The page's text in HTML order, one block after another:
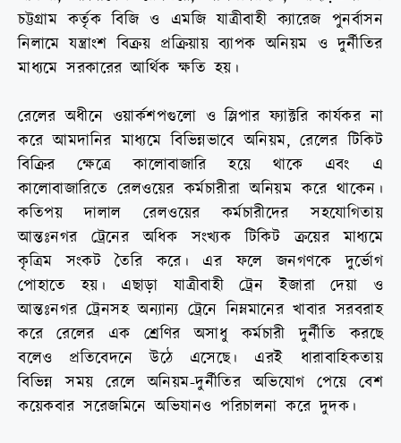
চট্টগ্রাম কর্তৃক বিজি ও এমজি যাত্রীবাহী ক্যারেজ পুনর্বাসন
নিলামে যন্ত্রাংশ বিক্রয় প্রক্রিয়ায় ব্যাপক অনিয়ম ও দুর্নীতির
মাধ্যমে সরকারের আর্থিক ক্ষতি হয়।
রেলের অধীনে ওয়ার্কশপগুলো ও স্লিপার ফ্যাক্টরি কার্যকর না
করে আমদানির মাধ্যমে বিভিন্নভাবে অনিয়ম, রেলের টিকিট
বিক্রির ক্ষেত্রে কালোবাজারি হয়ে থাকে এবং এ
কালোবাজারিতে রেলওয়ের কর্মচারীরা অনিয়ম করে থাকেন।
কতিপয় দালাল রেলওয়ের কর্মচারীদের সহযোগিতায়
আন্তঃনগর ট্রেনের অধিক সংখ্যক টিকিট ক্রয়ের মাধ্যমে
কৃত্রিম সংকট তৈরি করে। এর ফলে জনগণকে দুর্ভোগ
পোহাতে হয়। এছাড়া যাত্রীবাহী ট্রেন ইজারা দেয়া ও
আন্তঃনগর ট্রেনসহ অন্যান্য ট্রেনে নিম্নমানের খাবার সরবরাহ
করে রেলের এক শ্রেণির অসাধু কর্মচারী দুর্নীতি করছে
বলেও প্রতিবেদনে উঠে এসেছে। এরই ধারাবাহিকতায়
বিভিন্ন সময় রেলে অনিয়ম-দুর্নীতির অভিযোগ পেয়ে বেশ
কয়েকবার সরেজমিনে অভিযানও পরিচালনা করে দুদক।